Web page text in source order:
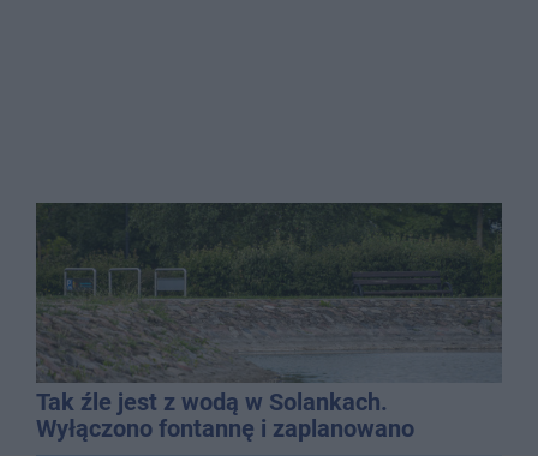
Tak źle jest z wodą w Solankach.
Wyłączono fontannę i zaplanowano